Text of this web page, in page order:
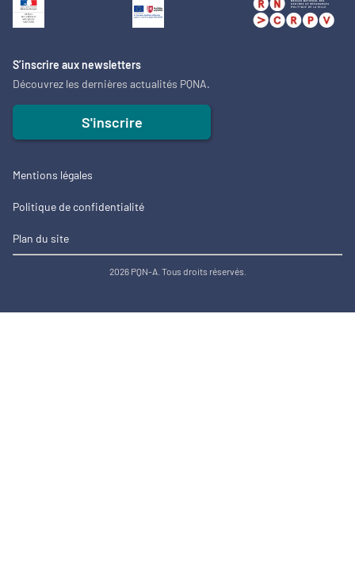
S’inscrire aux newsletters
Découvrez les dernières actualités PQNA.
S'inscrire
Mentions légales
Politique de confidentialité
Plan du site
2026 PQN-A. Tous droits réservés.